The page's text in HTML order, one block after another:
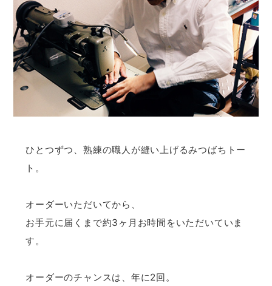
ひとつずつ、熟練の職人が縫い上げるみつばちトー
ト。
オーダーいただいてから、
お手元に届くまで約3ヶ月お時間をいただいていま
す。
オーダーのチャンスは、年に2回。